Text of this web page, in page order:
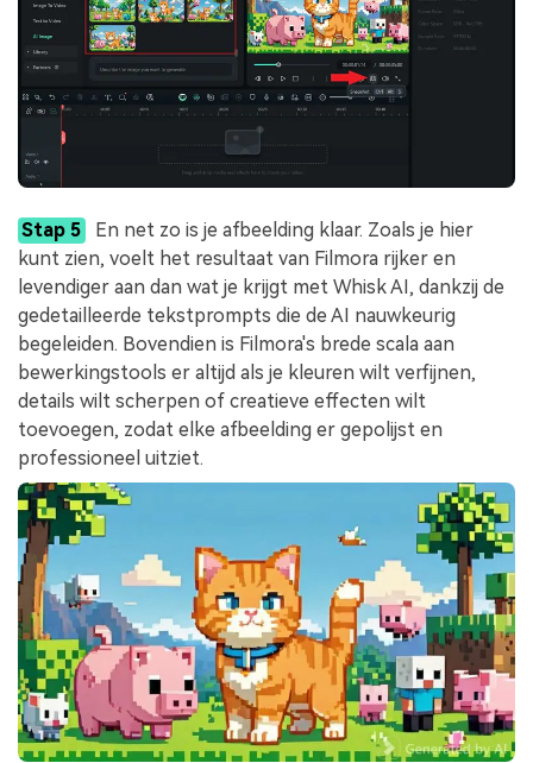
Stap 5
En net zo is je afbeelding klaar. Zoals je hier
kunt zien, voelt het resultaat van Filmora rijker en
levendiger aan dan wat je krijgt met Whisk AI, dankzij de
gedetailleerde tekstprompts die de AI nauwkeurig
begeleiden. Bovendien is Filmora's brede scala aan
bewerkingstools er altijd als je kleuren wilt verfijnen,
details wilt scherpen of creatieve effecten wilt
toevoegen, zodat elke afbeelding er gepolijst en
professioneel uitziet.